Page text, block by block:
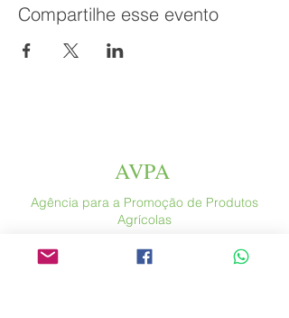
Compartilhe esse evento
AVPA
Agência para a Promoção de Produtos
Agrícolas
Espace Altura